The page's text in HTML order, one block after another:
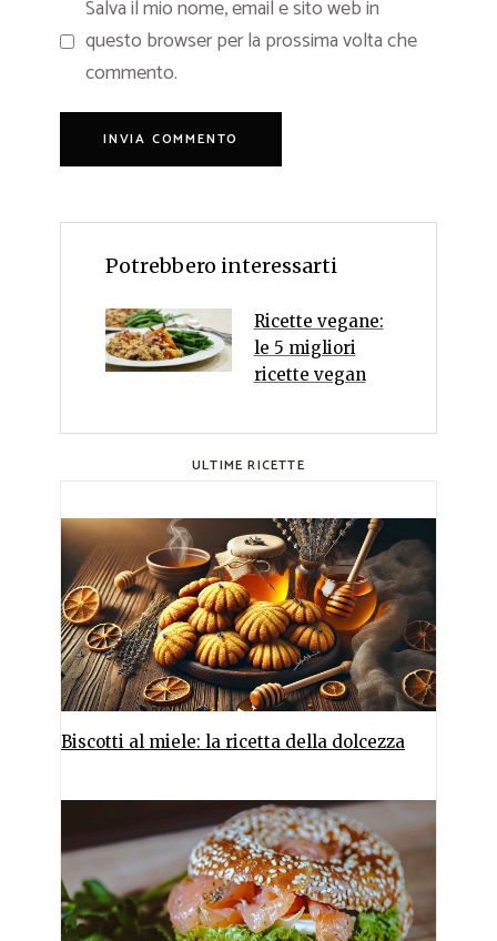
Salva il mio nome, email e sito web in
questo browser per la prossima volta che
commento.
Potrebbero interessarti
Ricette vegane:
le 5 migliori
ricette vegan
ULTIME RICETTE
Biscotti al miele: la ricetta della dolcezza